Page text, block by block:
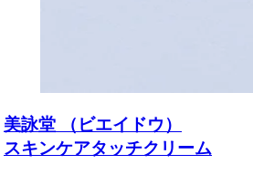
美詠堂 （ビエイドウ）
スキンケアタッチクリーム